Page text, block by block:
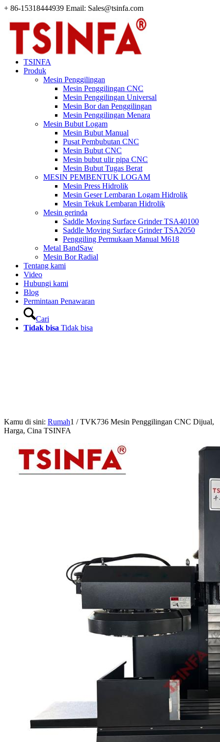
+ 86-15318444939 Email: Sales@tsinfa.com
TSINFA
Produk
Mesin Penggilingan
Mesin Penggilingan CNC
Mesin Penggilingan Universal
Mesin Bor dan Penggilingan
Mesin Penggilingan Menara
Mesin Bubut Logam
Mesin Bubut Manual
Pusat Pembubutan CNC
Mesin Bubut CNC
Mesin bubut ulir pipa CNC
Mesin Bubut Tugas Berat
MESIN PEMBENTUK LOGAM
Mesin Press Hidrolik
Mesin Geser Lembaran Logam Hidrolik
Mesin Tekuk Lembaran Hidrolik
Mesin gerinda
Saddle Moving Surface Grinder TSA40100
Saddle Moving Surface Grinder TSA2050
Penggiling Permukaan Manual M618
Metal BandSaw
Mesin Bor Radial
Tentang kami
Video
Hubungi kami
Blog
Permintaan Penawaran
Cari
Tidak bisa Tidak bisa
Kamu di sini: Rumah1 / TVK736 Mesin Penggilingan CNC Dijual,
Harga, Cina TSINFA